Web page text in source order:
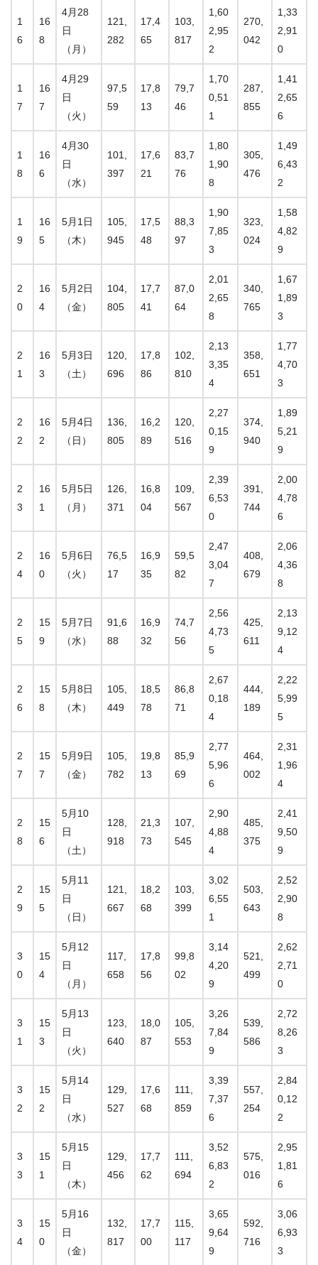
1
6
16
8
4月28
日
（月）
121,
282
17,4
65
103,
817
1,60
2,95
2
270,
042
1,33
2,91
0
1
7
16
7
4月29
日
（火）
97,5
59
17,8
13
79,7
46
1,70
0,51
1
287,
855
1,41
2,65
6
1
8
16
6
4月30
日
（水）
101,
397
17,6
21
83,7
76
1,80
1,90
8
305,
476
1,49
6,43
2
1
9
16
5
5月1日
（木）
105,
945
17,5
48
88,3
97
1,90
7,85
3
323,
024
1,58
4,82
9
2
0
16
4
5月2日
（金）
104,
805
17,7
41
87,0
64
2,01
2,65
8
340,
765
1,67
1,89
3
2
1
16
3
5月3日
（土）
120,
696
17,8
86
102,
810
2,13
3,35
4
358,
651
1,77
4,70
3
2
2
16
2
5月4日
（日）
136,
805
16,2
89
120,
516
2,27
0,15
9
374,
940
1,89
5,21
9
2
3
16
1
5月5日
（月）
126,
371
16,8
04
109,
567
2,39
6,53
0
391,
744
2,00
4,78
6
2
4
16
0
5月6日
（火）
76,5
17
16,9
35
59,5
82
2,47
3,04
7
408,
679
2,06
4,36
8
2
5
15
9
5月7日
（水）
91,6
88
16,9
32
74,7
56
2,56
4,73
5
425,
611
2,13
9,12
4
2
6
15
8
5月8日
（木）
105,
449
18,5
78
86,8
71
2,67
0,18
4
444,
189
2,22
5,99
5
2
7
15
7
5月9日
（金）
105,
782
19,8
13
85,9
69
2,77
5,96
6
464,
002
2,31
1,96
4
2
8
15
6
5月10
日
（土）
128,
918
21,3
73
107,
545
2,90
4,88
4
485,
375
2,41
9,50
9
2
9
15
5
5月11
日
（日）
121,
667
18,2
68
103,
399
3,02
6,55
1
503,
643
2,52
2,90
8
3
0
15
4
5月12
日
（月）
117,
658
17,8
56
99,8
02
3,14
4,20
9
521,
499
2,62
2,71
0
3
1
15
3
5月13
日
（火）
123,
640
18,0
87
105,
553
3,26
7,84
9
539,
586
2,72
8,26
3
3
2
15
2
5月14
日
（水）
129,
527
17,6
68
111,
859
3,39
7,37
6
557,
254
2,84
0,12
2
3
3
15
1
5月15
日
（木）
129,
456
17,7
62
111,
694
3,52
6,83
2
575,
016
2,95
1,81
6
3
4
15
0
5月16
日
（金）
132,
817
17,7
00
115,
117
3,65
9,64
9
592,
716
3,06
6,93
3